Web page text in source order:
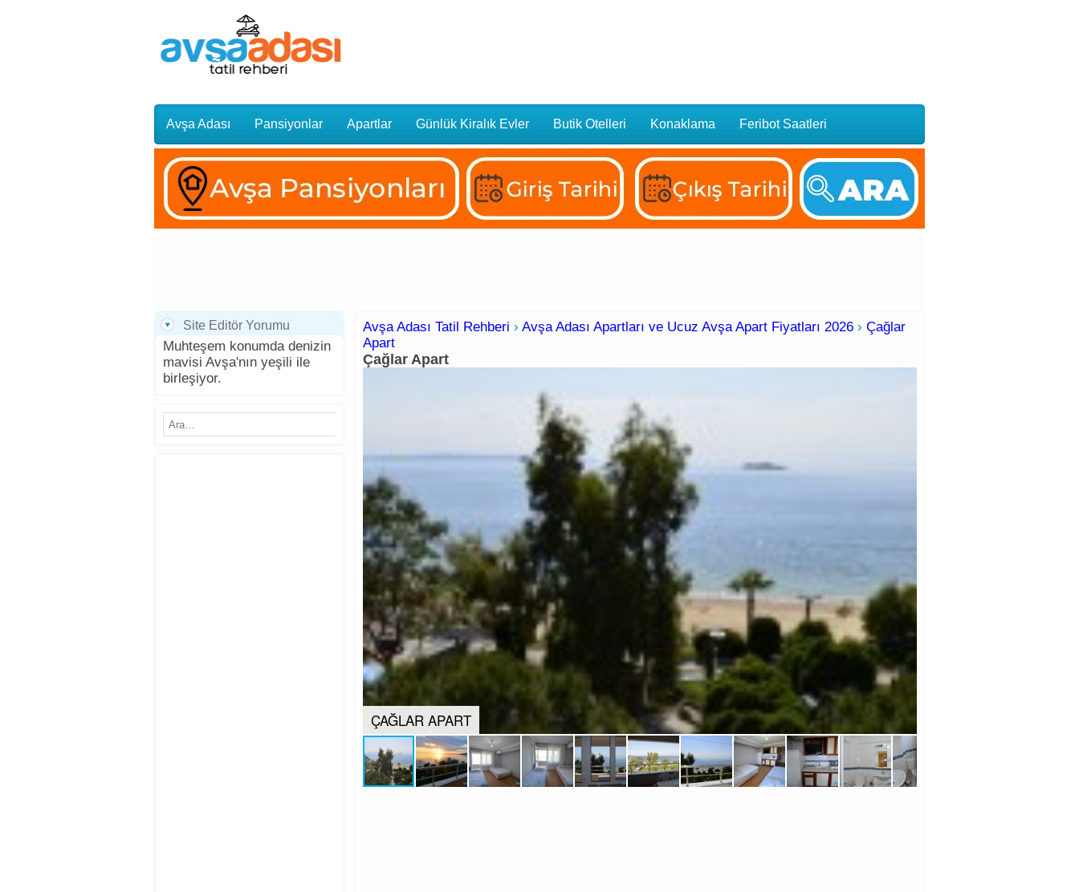
Avşa Adası Pansiyonlar Apartlar Günlük Kiralık Evler Butik Otelleri Konaklama Feribot Saatleri
Gezi Rehberi
Avşa Adası Tatil Rehberi › Avşa Adası Apartları ve Ucuz Avşa Apart Fiyatları 2026 › Çağlar
Apart
Çağlar Apart
ÇAĞLAR APART
Site Editör Yorumu
Muhteşem konumda denizin
mavisi Avşa'nın yeşili ile
birleşiyor.